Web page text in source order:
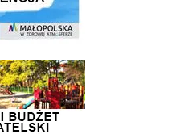
Budżet Obywatelski